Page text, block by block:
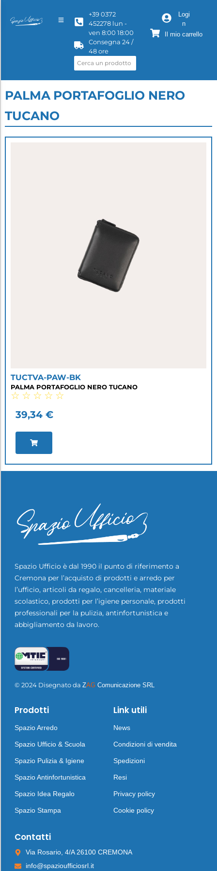
+39 0372
452278 lun -
ven 8:00 18:00
Consegna 24 /
48 ore
Logi
n
Il mio carrello
PALMA PORTAFOGLIO NERO
TUCANO
TUCTVA-PAW-BK
PALMA PORTAFOGLIO NERO TUCANO
☆ ☆ ☆ ☆ ☆
39,34 €
Spazio Ufficio è dal 1990 il punto di riferimento a
Cremona per l’acquisto di prodotti e arredo per
l’ufficio, articoli da regalo, cancelleria, materiale
scolastico, prodotti per l’igiene personale, prodotti
professionali per la pulizia, antinfortunistica e
abbigliamento da lavoro.
© 2024 Disegnato da ZAG Comunicazione SRL
Prodotti
Spazio Arredo
Spazio Ufficio & Scuola
Spazio Pulizia & Igiene
Spazio Antinfortunistica
Spazio Idea Regalo
Spazio Stampa
Link utili
News
Condizioni di vendita
Spedizioni
Resi
Privacy policy
Cookie policy
Contatti
Via Rosario, 4/A 26100 CREMONA
info@spazioufficiosrl.it